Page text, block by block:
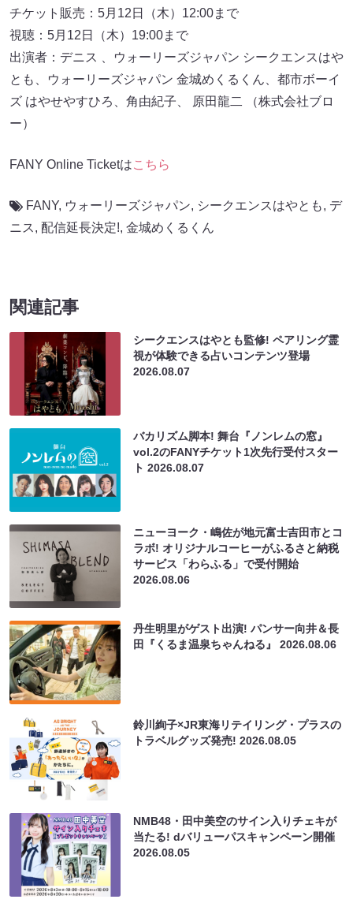
チケット販売：5月12日（木）12:00まで
視聴：5月12日（木）19:00まで
出演者：デニス 、ウォーリーズジャパン シークエンスはや
とも、ウォーリーズジャパン 金城めくるくん、都市ボーイ
ズ はやせやすひろ、角由紀子、 原田龍二 （株式会社ブロ
ー）
FANY Online Ticketはこちら
FANY, ウォーリーズジャパン, シークエンスはやとも, デ
ニス, 配信延長決定!, 金城めくるくん
関連記事
シークエンスはやとも監修! ペアリング霊
視が体験できる占いコンテンツ登場
2026.08.07
バカリズム脚本! 舞台『ノンレムの窓』
vol.2のFANYチケット1次先行受付スター
ト2026.08.07
ニューヨーク・嶋佐が地元富士吉田市とコ
ラボ! オリジナルコーヒーがふるさと納税
サービス「わらふる」で受付開始
2026.08.06
丹生明里がゲスト出演! パンサー向井＆長
田『くるま温泉ちゃんねる』2026.08.06
鈴川絢子×JR東海リテイリング・プラスの
トラベルグッズ発売!2026.08.05
NMB48・田中美空のサイン入りチェキが
当たる! dバリューパスキャンペーン開催
2026.08.05